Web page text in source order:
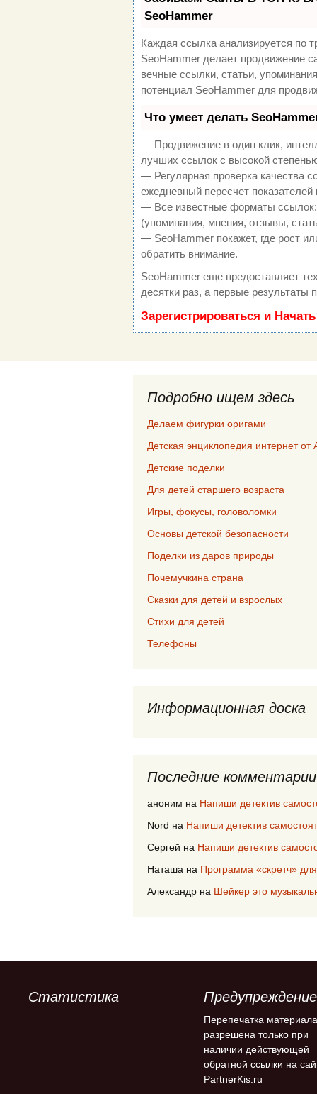
SeoHammer
Каждая ссылка анализируется по
SeoHammer делает продвижение
вечные ссылки, статьи,
потенциал SeoHammer для
Что умеет делать
— Продвижение в один клик,
лучших ссылок с высокой
— Регулярная проверка качества
ежедневный пересчет показателей
— Все известные форматы
(упоминания, мнения, отзывы,
— SeoHammer покажет, где рост
обратить внимание.
SeoHammer еще предоставляет
десятки раз, а первые результаты
Зарегистрироваться и
Подробно ищем здесь
Делаем фигурки оригами
Детская энциклопедия интернет от
Детские поделки
Для детей старшего возраста
Игры, фокусы, головоломки
Основы детской безопасности
Поделки из даров природы
Почемучкина страна
Сказки для детей и взрослых
Стихи для детей
Телефоны
Информационная доска
Последние комментарии
аноним на Напиши детектив
Nord на Напиши детектив
Сергей на Напиши детектив
Наташа на Программа «скретч»
Александр на Шейкер это
Статистика Предупреждение
Перепечатка материала
разрешена только при
наличии действующей
обратной ссылки на
PartnerKis.ru